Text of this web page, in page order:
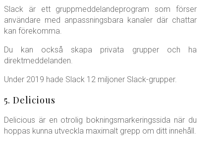
Slack är ett gruppmeddelandeprogram som förser
användare med anpassningsbara kanaler där chattar
kan förekomma.
Du kan också skapa privata grupper och ha
direktmeddelanden.
Under 2019 hade Slack 12 miljoner Slack-grupper.
5. Delicious
Delicious är en otrolig bokningsmarkeringssida när du
hoppas kunna utveckla maximalt grepp om ditt innehåll.